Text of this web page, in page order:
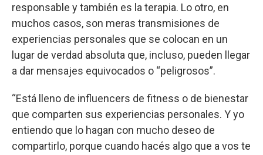
responsable y también es la terapia. Lo otro, en
muchos casos, son meras transmisiones de
experiencias personales que se colocan en un
lugar de verdad absoluta que, incluso, pueden llegar
a dar mensajes equivocados o “peligrosos”.
“Está lleno de influencers de fitness o de bienestar
que comparten sus experiencias personales. Y yo
entiendo que lo hagan con mucho deseo de
compartirlo, porque cuando hacés algo que a vos te